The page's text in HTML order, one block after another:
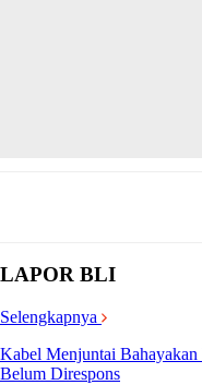
LAPOR BLI
Selengkapnya
Kabel Menjuntai
Belum Direspons